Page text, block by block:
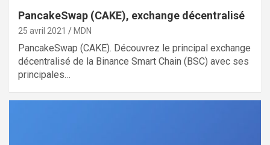
PancakeSwap (CAKE), exchange décentralisé
25 avril 2021 MDN
PancakeSwap (CAKE). Découvrez le principal exchange
décentralisé de la Binance Smart Chain (BSC) avec ses
principales…